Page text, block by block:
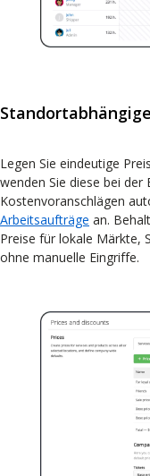
Legen Sie eindeutige
wenden Sie diese bei
Kostenvoranschlägen
Arbeitsaufträge an.
Preise für lokale Märkte,
ohne manuelle Eingriffe.